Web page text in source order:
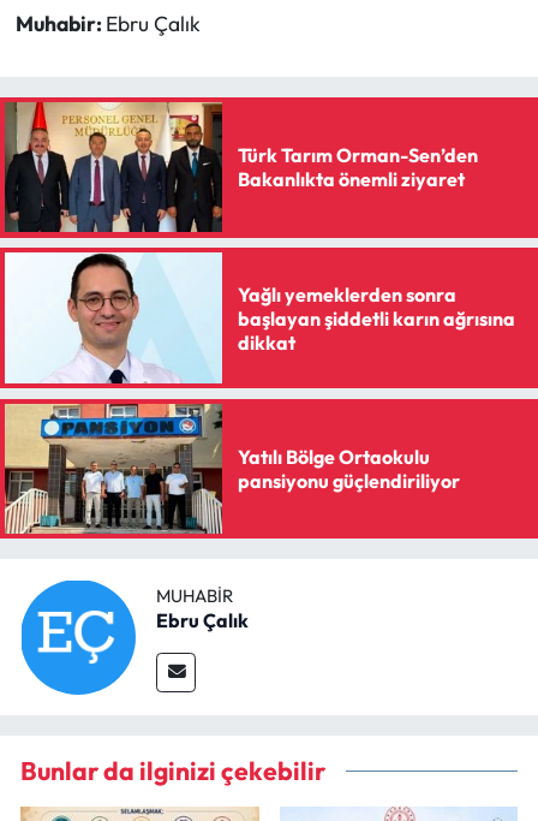
Muhabir: Ebru Çalık
Türk Tarım Orman-Sen’den
Bakanlıkta önemli ziyaret
Yağlı yemeklerden sonra
başlayan şiddetli karın ağrısına
dikkat
Yatılı Bölge Ortaokulu
pansiyonu güçlendiriliyor
MUHABIR
Ebru Çalık
Bunlar da ilginizi çekebilir
Yayla Haber
Yemek Tarifleri
Yerel Haberler